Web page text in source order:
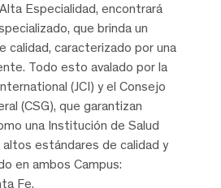
Especialidad, encontrará
que brinda un
calidad, caracterizado por una
Todo esto avalado por la
(JCI) y el Consejo
(CSG), que garantizan
una Institución de Salud
altos estándares de calidad y
en ambos Campus:
Fe.